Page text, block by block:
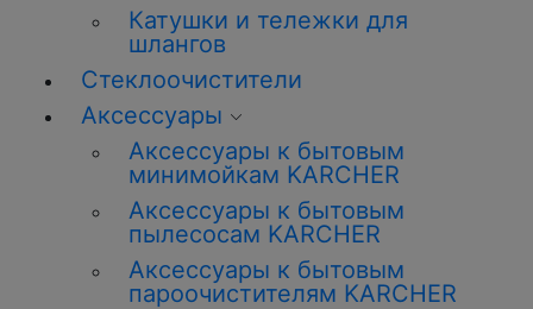
Катушки и тележки для
шлангов
Стеклоочистители
Аксессуары
Аксессуары к бытовым
минимойкам KARCHER
Аксессуары к бытовым
пылесосам KARCHER
Аксессуары к бытовым
пароочистителям KARCHER